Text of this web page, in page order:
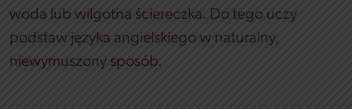
woda lub wilgotna ściereczka. Do tego uczy
podstaw języka angielskiego w naturalny,
niewymuszony sposób.